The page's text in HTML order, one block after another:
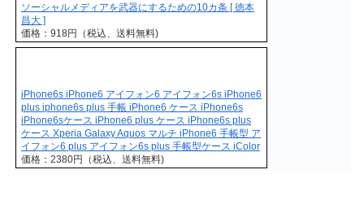
ソーシャルメディアを武器にするための10カ条 [ 徳本
昌大 ]
価格：918円（税込、送料無料)
iPhone6s iPhone6 アイフォン6 アイフォン6s iPhone6
plus iphone6s plus 手帳 iPhone6 ケース iPhone6s
iPhone6sケース iPhone6 plus ケース iPhone6s plus
ケース Xperia Galaxy Aquos マルチ iPhone6 手帳型 ア
イフォン6 plus アイフォン6s plus 手帳型ケース iColor
価格：2380円（税込、送料無料)